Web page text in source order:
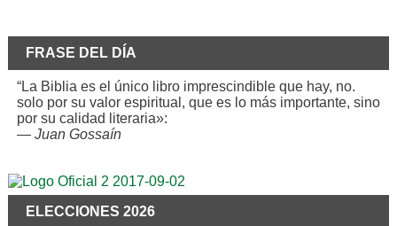
FRASE DEL DÍA
“La Biblia es el único libro imprescindible que hay, no.
solo por su valor espiritual, que es lo más importante, sino
por su calidad literaria»:
— Juan Gossaín
ELECCIONES 2026